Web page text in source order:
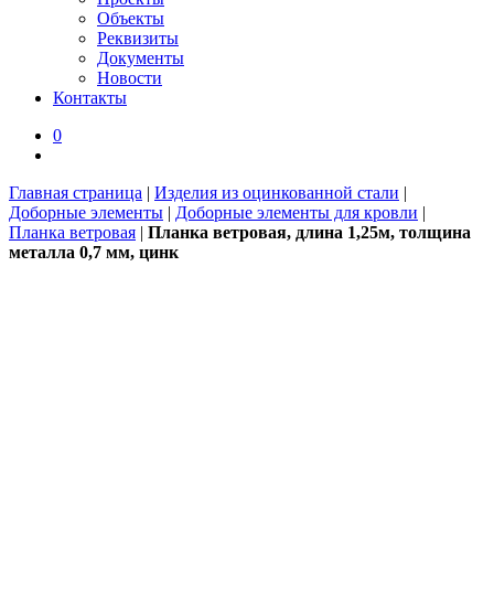
Объекты
Реквизиты
Документы
Новости
Контакты
0
Главная страница | Изделия из оцинкованной стали |
Доборные элементы | Доборные элементы для кровли |
Планка ветровая | Планка ветровая, длина 1,25м, толщина
металла 0,7 мм, цинк